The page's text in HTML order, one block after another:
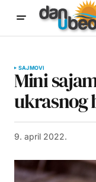
SAJMOVI
Mini
ukrasnog
9. april 2022.